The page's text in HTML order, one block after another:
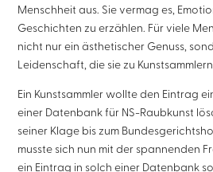
Menschheit aus. Sie vermag es,
Geschichten zu erzählen. Für viele
nicht nur ein ästhetischer Genuss,
Leidenschaft, die sie zu
Ein Kunstsammler wollte den Eintrag
einer Datenbank für NS-Raubkunst
seiner Klage bis zum
musste sich nun mit der spannenden
ein Eintrag in solch einer Datenbank